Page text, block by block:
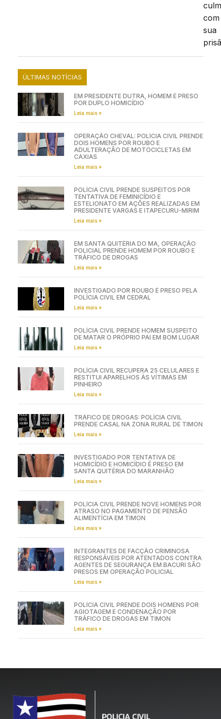
com
sua
ÚLTIMAS NOTÍCIAS
EM PRESIDENTE DUTRA, HOMEM É PRESO
POR DUPLO HOMICÍDIO
Leia mais »
OPERAÇÃO CHEVAL: POLÍCIA CIVIL PRENDE
DOIS HOMENS POR ROUBO E
ADULTERAÇÃO DE MOTOCICLETAS EM
CAXIAS
Leia mais »
POLÍCIA CIVIL PRENDE SUSPEITOS POR
TENTATIVA DE FEMINICÍDIO E
ESTELIONATO EM AÇÕES REALIZADAS EM
PRESIDENTE VARGAS E ITAPECURU-MIRIM
Leia mais »
EM SANTA QUITÉRIA DO MA, OPERAÇÃO
POLICIAL PRENDE HOMEM POR ROUBO E
TRÁFICO DE DROGAS
Leia mais »
INVESTIGADO POR ROUBO É PRESO PELA
POLÍCIA CIVIL EM CEDRAL
Leia mais »
POLÍCIA CIVIL PRENDE HOMEM SUSPEITO
DE MATAR O PRÓPRIO PAI EM BOM LUGAR
Leia mais »
POLÍCIA CIVIL RECUPERA 25 CELULARES E
RESTITUI APARELHOS ÀS VÍTIMAS EM
PINHEIRO
Leia mais »
TRÁFICO DE DROGAS: POLÍCIA CIVIL
PRENDE CASAL NA ZONA RURAL DE TIMON
Leia mais »
INVESTIGADO POR TENTATIVA DE
HOMICÍDIO E HOMICÍDIO É PRESO EM
SANTA QUITÉRIA DO MARANHÃO
Leia mais »
POLÍCIA CIVIL PRENDE NOVE HOMENS POR
ATRASO NO PAGAMENTO DE PENSÃO
ALIMENTÍCIA EM TIMON
Leia mais »
INTEGRANTES DE FACÇÃO CRIMINOSA
RESPONSÁVEIS POR ATENTADOS CONTRA
AGENTES DE SEGURANÇA EM BACURI SÃO
PRESOS EM OPERAÇÃO POLICIAL
Leia mais »
POLÍCIA CIVIL PRENDE DOIS HOMENS POR
AGIOTAGEM E CONDENAÇÃO POR
TRÁFICO DE DROGAS EM TIMON
Leia mais »